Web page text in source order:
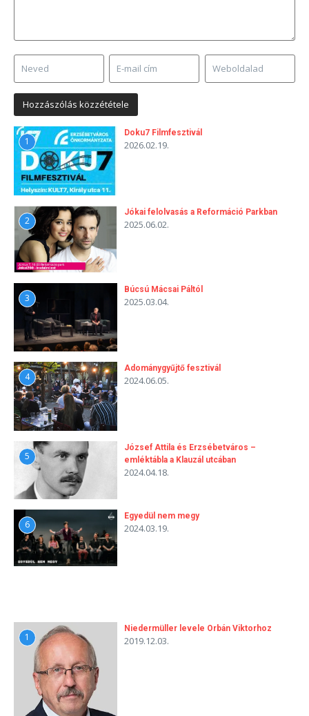
1
Doku7 Filmfesztivál
2026.02.19.
2
Jókai felolvasás a Reformáció Parkban
2025.06.02.
3
Búcsú Mácsai Páltól
2025.03.04.
4
Adománygyűjtő fesztivál
2024.06.05.
5
József Attila és Erzsébetváros –
emléktábla a Klauzál utcában
2024.04.18.
6
Egyedül nem megy
2024.03.19.
1
Niedermüller levele Orbán Viktorhoz
2019.12.03.